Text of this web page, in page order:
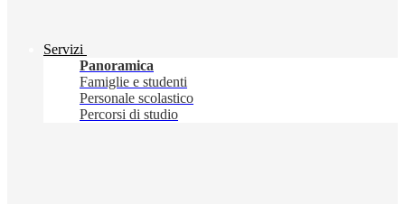
Servizi
Panoramica
Famiglie e studenti
Personale scolastico
Percorsi di studio